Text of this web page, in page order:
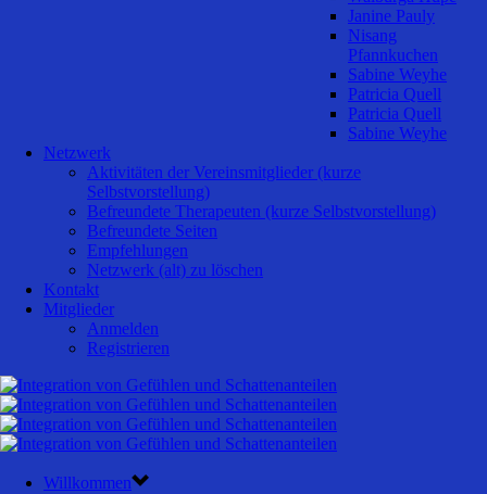
Janine Pauly
Nisang
Pfannkuchen
Sabine Weyhe
Patricia Quell
Patricia Quell
Sabine Weyhe
Netzwerk
Aktivitäten der Vereinsmitglieder (kurze
Selbstvorstellung)
Befreundete Therapeuten (kurze Selbstvorstellung)
Befreundete Seiten
Empfehlungen
Netzwerk (alt) zu löschen
Kontakt
Mitglieder
Anmelden
Registrieren
Willkommen